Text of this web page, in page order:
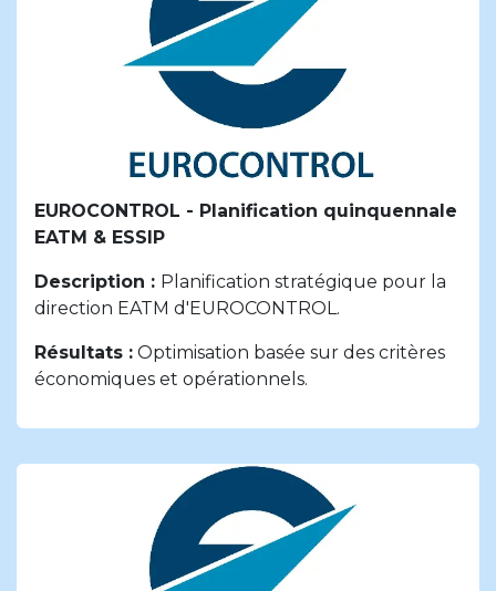
EUROCONTROL - Planification quinquennale
EATM & ESSIP
Description : Planification stratégique pour la
direction EATM d'EUROCONTROL.
Résultats : Optimisation basée sur des critères
économiques et opérationnels.